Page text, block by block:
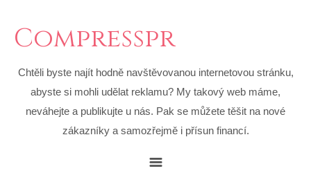
Compresspr
Chtěli byste najít hodně navštěvovanou internetovou stránku,
abyste si mohli udělat reklamu? My takový web máme,
neváhejte a publikujte u nás. Pak se můžete těšit na nové
zákazníky a samozřejmě i přísun financí.